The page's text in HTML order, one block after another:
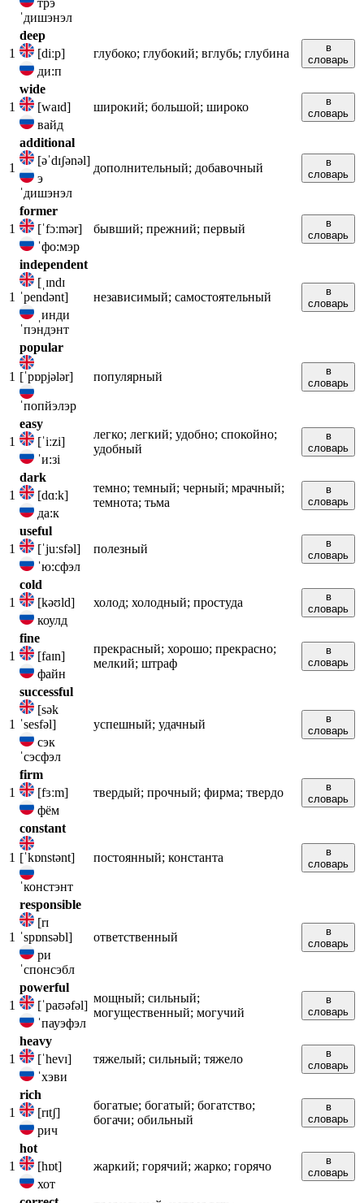
ˈдишэнэл
1
deep
[diːp]
ди:п
глубоко; глубокий; вглубь; глубина
в
словарь
1
wide
[waɪd]
вайд
широкий; большой; широко
в
словарь
1
additional
[əˈdɪʃənəl]
э
ˈдишэнэл
дополнительный; добавочный
в
словарь
1
former
[ˈfɔːmər]
ˈфо:мэр
бывший; прежний; первый
в
словарь
1
independent
[ˌɪndɪ
ˈpendənt]
ˌинди
ˈпэндэнт
независимый; самостоятельный
в
словарь
1
popular
[ˈpɒpjələr]
ˈпопйэлэр
популярный
в
словарь
1
easy
[ˈiːzi]
ˈи:зi
легко; легкий; удобно; спокойно;
удобный
в
словарь
1
dark
[dɑːk]
да:к
темно; темный; черный; мрачный;
темнота; тьма
в
словарь
1
useful
[ˈjuːsfəl]
ˈю:сфэл
полезный
в
словарь
1
cold
[kəʊld]
коулд
холод; холодный; простуда
в
словарь
1
fine
[faɪn]
файн
прекрасный; хорошо; прекрасно;
мелкий; штраф
в
словарь
1
successful
[sək
ˈsesfəl]
сэк
ˈсэсфэл
успешный; удачный
в
словарь
1
firm
[fɜːm]
фём
твердый; прочный; фирма; твердо
в
словарь
1
constant
[ˈkɒnstənt]
ˈконстэнт
постоянный; константа
в
словарь
1
responsible
[rɪ
ˈspɒnsəbl]
ри
ˈспонсэбл
ответственный
в
словарь
1
powerful
[ˈpaʊəfəl]
ˈпауэфэл
мощный; сильный;
могущественный; могучий
в
словарь
1
heavy
[ˈhevɪ]
ˈхэви
тяжелый; сильный; тяжело
в
словарь
1
rich
[rɪtʃ]
рич
богатые; богатый; богатство;
богачи; обильный
в
словарь
1
hot
[hɒt]
хот
жаркий; горячий; жарко; горячо
в
словарь